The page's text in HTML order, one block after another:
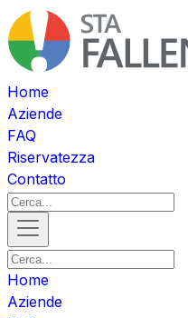
Home
Aziende
FAQ
Riservatezza
Contatto
Home
Aziende